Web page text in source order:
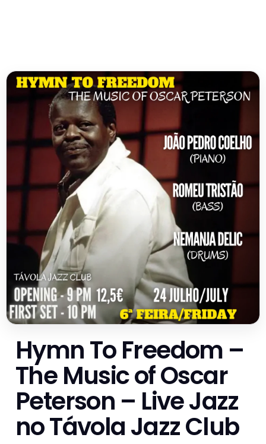
Hymn To Freedom –
The Music of Oscar
Peterson – Live Jazz
no Távola Jazz Club